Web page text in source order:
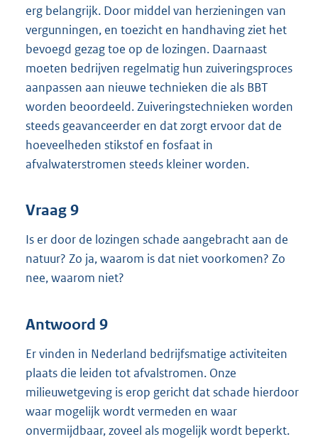
erg belangrijk. Door middel van herzieningen van
vergunningen, en toezicht en handhaving ziet het
bevoegd gezag toe op de lozingen. Daarnaast
moeten bedrijven regelmatig hun zuiveringsproces
aanpassen aan nieuwe technieken die als BBT
worden beoordeeld. Zuiveringstechnieken worden
steeds geavanceerder en dat zorgt ervoor dat de
hoeveelheden stikstof en fosfaat in
afvalwaterstromen steeds kleiner worden.
Vraag 9
Is er door de lozingen schade aangebracht aan de
natuur? Zo ja, waarom is dat niet voorkomen? Zo
nee, waarom niet?
Antwoord 9
Er vinden in Nederland bedrijfsmatige activiteiten
plaats die leiden tot afvalstromen. Onze
milieuwetgeving is erop gericht dat schade hierdoor
waar mogelijk wordt vermeden en waar
onvermijdbaar, zoveel als mogelijk wordt beperkt.